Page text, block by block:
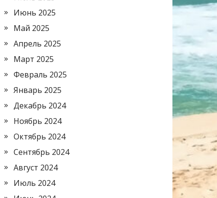
Июнь 2025
Май 2025
Апрель 2025
Март 2025
Февраль 2025
Январь 2025
Декабрь 2024
Ноябрь 2024
Октябрь 2024
Сентябрь 2024
Август 2024
Июль 2024